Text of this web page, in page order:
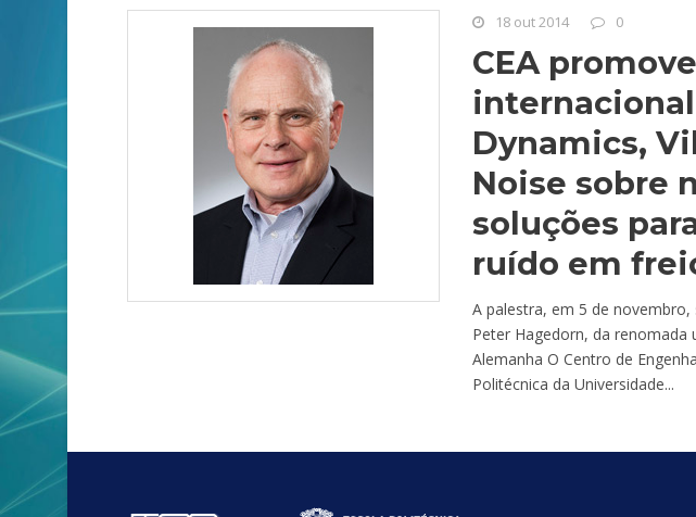
18 out 2014 0
CEA
Dynamics,
Noise sobre
soluções
ruído em
A palestra, em 5 de
Peter Hagedorn, da renomada
Alemanha O Centro de
Politécnica da Universidade...